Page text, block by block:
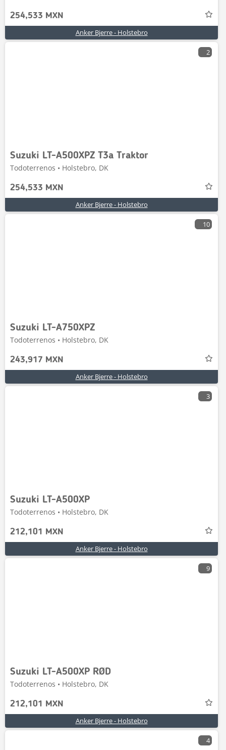
254,533 MXN
Anker Bjerre - Holstebro
2
Suzuki LT-A500XPZ T3a Traktor
Todoterrenos • Holstebro, DK
254,533 MXN
Anker Bjerre - Holstebro
10
Suzuki LT-A750XPZ
Todoterrenos • Holstebro, DK
243,917 MXN
Anker Bjerre - Holstebro
3
Suzuki LT-A500XP
Todoterrenos • Holstebro, DK
212,101 MXN
Anker Bjerre - Holstebro
9
Suzuki LT-A500XP RØD
Todoterrenos • Holstebro, DK
212,101 MXN
Anker Bjerre - Holstebro
4